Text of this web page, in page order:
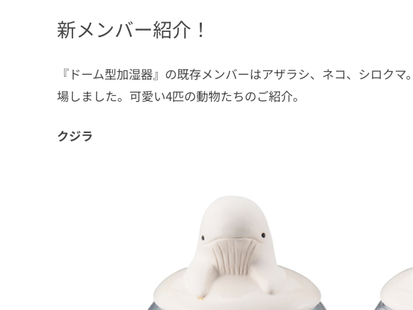
新メンバー紹介！
『ドーム型加湿器』の既存メンバーはアザラシ、ネコ、シロク
場しました。可愛い4匹の動物たちのご紹介。
クジラ